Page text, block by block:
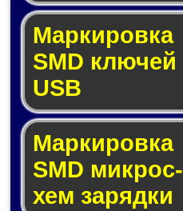
Маркировка
SMD клю­чей
USB
Маркировка
SMD мик­рос­
хем за­ряд­ки